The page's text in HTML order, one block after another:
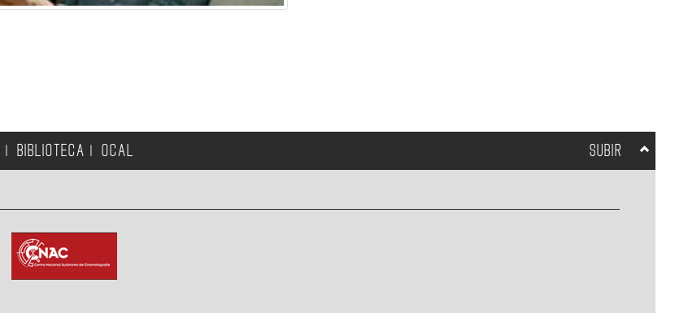
BIBLIOTECA OCAL SUBIR